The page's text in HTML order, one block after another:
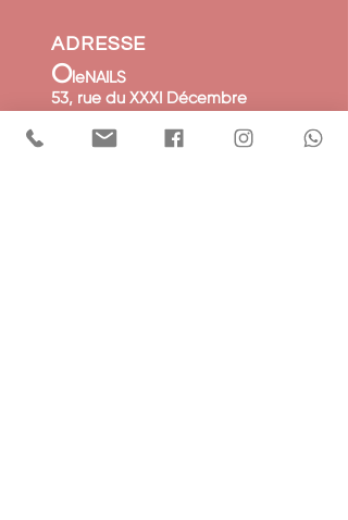
ADRESSE
OleNAILS
53, rue du XXXI Décembre
1207 - GENEVE / CH